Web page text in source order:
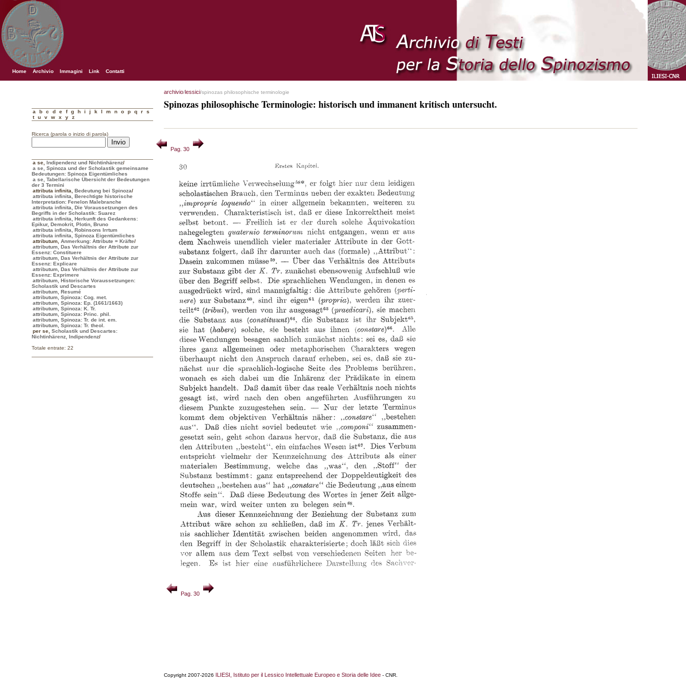
Home Archivio Immagini Link Contatti
a b c d e f g h i j k l m n o p q r
s
t
u v w x y z
Ricerca (parola o inizio di parola)
a se Indipendenz und Nichtinhärenz/
a se, Spinoza und der Scholastik gemeinsame
Bedeutungen: Spinoza Eigentümliches
a se, Tabellarische Übersicht der Bedeutungen
der 3 Termini
attributa infinita
Bedeutung bei Spinoza/
attributa infinita, Berechtigte historische
Interpretation: Fenelon Malebranche
attributa infinita, Die Voraussetzungen des
Begriffs in der Scholastik: Suarez
attributa infinita, Herkunft des Gedankens:
Epikur, Demokrit, Plotin, Bruno
attributa infinita, Robinsons Irrtum
attributa infinita, Spinoza Eigentümliches
attributum Anmerkung: Attribute = Kräfte/
attributum, Das Verhältnis der Attribute zur
Essenz: Constituere
attributum, Das Verhältnis der Attribute zur
Essenz: Explicare
attributum, Das Verhältnis der Attribute zur
Essenz: Exprimere
attributum, Historische Voraussetzungen:
Scholastik und Descartes
attributum, Resumé
attributum, Spinoza: Cog. met.
attributum, Spinoza: Ep. (1661/1663)
attributum, Spinoza: K. Tr.
attributum, Spinoza: Princ. phil.
attributum, Spinoza: Tr. de int. em.
attributum, Spinoza: Tr. theol.
per se Scholastik und Descartes:
Nichtinhärenz, Indipendenz/
Totale entrate: 22
archivio/lessici/spinozas philosophische terminologie
Spinozas philosophische Terminologie: historisch und immanent kritisch untersucht.
Pag. 30
Pag. 30
Copyright 2007-2026 ILIESI, Istituto per il Lessico Intellettuale Europeo e Storia delle Idee - CNR.